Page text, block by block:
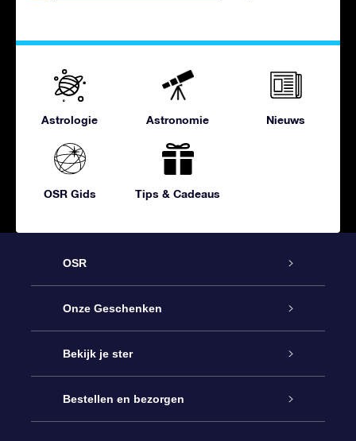
Astrologie Astronomie Nieuws
OSR Gids Tips & Cadeaus
OSR
Service
Contact
Blog
Onze Geschenken
Online Star Gift
OSR Cadeaupakket
Bekijk je ster
Sterrenregister
Bestellen en bezorgen